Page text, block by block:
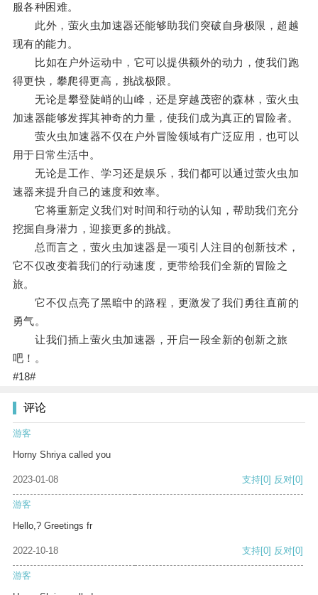
服各种困难。
此外，萤火虫加速器还能够助我们突破自身极限，超越
现有的能力。
比如在户外运动中，它可以提供额外的动力，使我们跑
得更快，攀爬得更高，挑战极限。
无论是攀登陡峭的山峰，还是穿越茂密的森林，萤火虫
加速器能够发挥其神奇的力量，使我们成为真正的冒险者。
萤火虫加速器不仅在户外冒险领域有广泛应用，也可以
用于日常生活中。
无论是工作、学习还是娱乐，我们都可以通过萤火虫加
速器来提升自己的速度和效率。
它将重新定义我们对时间和行动的认知，帮助我们充分
挖掘自身潜力，迎接更多的挑战。
总而言之，萤火虫加速器是一项引人注目的创新技术，
它不仅改变着我们的行动速度，更带给我们全新的冒险之
旅。
它不仅点亮了黑暗中的路程，更激发了我们勇往直前的
勇气。
让我们插上萤火虫加速器，开启一段全新的创新之旅
吧！。
#18#
评论
游客
Horny Shriya called you
2023-01-08 支持[0] 反对[0]
游客
Hello,? Greetings fr
2022-10-18 支持[0] 反对[0]
游客